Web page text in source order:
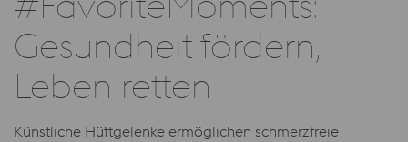
Gesundheit fördern,
Leben retten
Künstliche Hüftgelenke ermöglichen schmerzfreie